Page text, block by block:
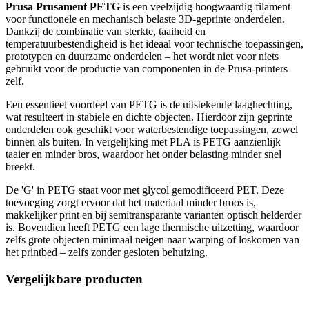
Prusa Prusament PETG is een veelzijdig hoogwaardig filament
voor functionele en mechanisch belaste 3D-geprinte onderdelen.
Dankzij de combinatie van sterkte, taaiheid en
temperatuurbestendigheid is het ideaal voor technische toepassingen,
prototypen en duurzame onderdelen – het wordt niet voor niets
gebruikt voor de productie van componenten in de Prusa-printers
zelf.
Een essentieel voordeel van PETG is de uitstekende laaghechting,
wat resulteert in stabiele en dichte objecten. Hierdoor zijn geprinte
onderdelen ook geschikt voor waterbestendige toepassingen, zowel
binnen als buiten. In vergelijking met PLA is PETG aanzienlijk
taaier en minder bros, waardoor het onder belasting minder snel
breekt.
De 'G' in PETG staat voor met glycol gemodificeerd PET. Deze
toevoeging zorgt ervoor dat het materiaal minder broos is,
makkelijker print en bij semitransparante varianten optisch helderder
is. Bovendien heeft PETG een lage thermische uitzetting, waardoor
zelfs grote objecten minimaal neigen naar warping of loskomen van
het printbed – zelfs zonder gesloten behuizing.
Vergelijkbare producten